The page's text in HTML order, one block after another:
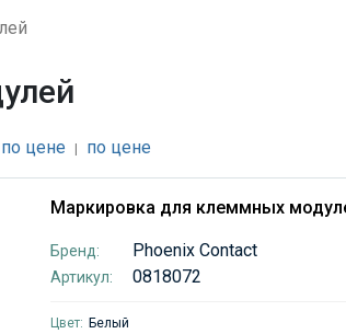
по цене по цене
Маркировка для клеммных
Бренд: Phoenix Contact
Артикул: 0818072
Цвет: Белый